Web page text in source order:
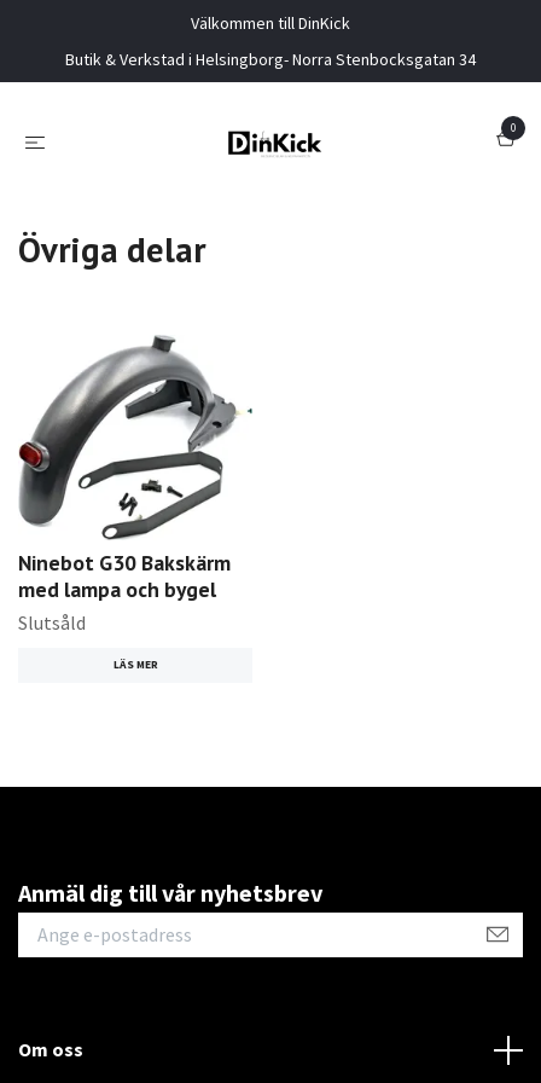
Välkommen till DinKick
Butik & Verkstad i Helsingborg- Norra Stenbocksgatan 34
0
Övriga delar
Ninebot G30 Bakskärm
med lampa och bygel
Slutsåld
LÄS MER
Anmäl dig till vår nyhetsbrev
Om oss